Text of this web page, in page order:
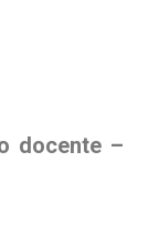
docente –